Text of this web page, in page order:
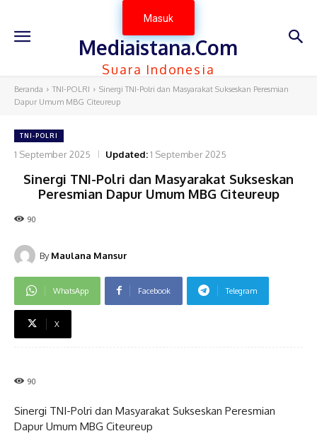
Masuk
Mediaistana.Com
Suara Indonesia
Beranda TNI-POLRI
Sinergi TNI-Polri dan Masyarakat Sukseskan Peresmian
Dapur Umum MBG Citeureup
TNI-POLRI
1 September 2025 Updated:1 September 2025
Sinergi TNI-Polri dan Masyarakat Sukseskan
Peresmian Dapur Umum MBG Citeureup
90
By Maulana Mansur
WhatsApp Facebook Telegram
X
90
Sinergi TNI-Polri dan Masyarakat Sukseskan Peresmian
Dapur Umum MBG Citeureup